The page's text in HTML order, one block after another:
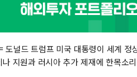
널드 트럼프 미국 대통령이 세계 정
지원과 러시아 추가 제재에 한목소